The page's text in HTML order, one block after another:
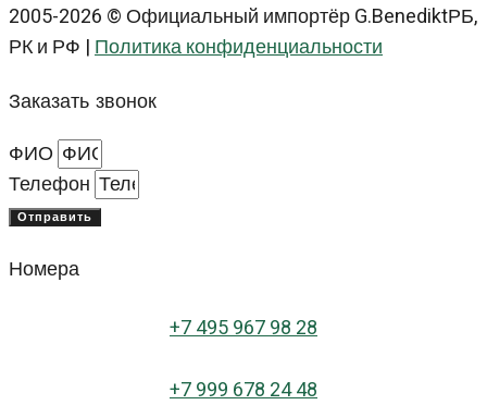
2005-2026 © Официальный импортёр G.BenediktРБ,
РК и РФ |Политика конфиденциальности
Заказать звонок
ФИО
Телефон
Отправить
Номера
+7 495 967 98 28
+7 999 678 24 48